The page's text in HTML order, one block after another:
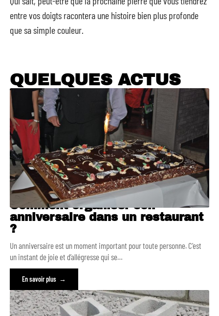
entre vos doigts racontera une histoire bien plus profonde
que sa simple couleur.
QUELQUES ACTUS
Comment organiser son
anniversaire dans un restaurant
?
Un anniversaire est un moment important pour toute personne. C’est
un instant de joie et d’allégresse qui se…
En savoir plus